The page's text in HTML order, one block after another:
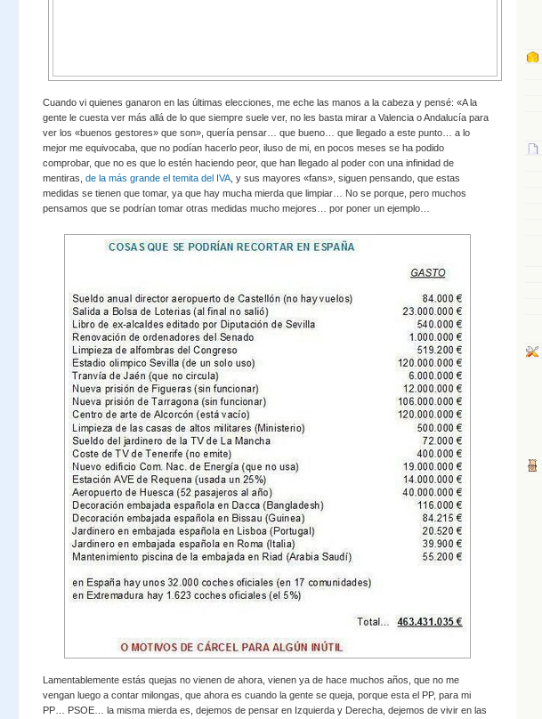
Cuando vi quienes ganaron en las últimas elecciones, me eche las manos a la cabeza y pensé: «A la
gente le cuesta ver más allá de lo que siempre suele ver, no les basta mirar a Valencia o Andalucía para
ver los «buenos gestores» que son», quería pensar… que bueno… que llegado a este punto… a lo
mejor me equivocaba, que no podían hacerlo peor, iluso de mi, en pocos meses se ha podido
comprobar, que no es que lo estén haciendo peor, que han llegado al poder con una infinidad de
mentiras, de la más grande el temita del IVA , y sus mayores «fans», siguen pensando, que estas
medidas se tienen que tomar, ya que hay mucha mierda que limpiar… No se porque, pero muchos
pensamos que se podrían tomar otras medidas mucho mejores… por poner un ejemplo…
Lamentablemente estás quejas no vienen de ahora, vienen ya de hace muchos años, que no me
vengan luego a contar milongas, que ahora es cuando la gente se queja, porque esta el PP, para mi
PP… PSOE… la misma mierda es, dejemos de pensar en Izquierda y Derecha, dejemos de vivir en las